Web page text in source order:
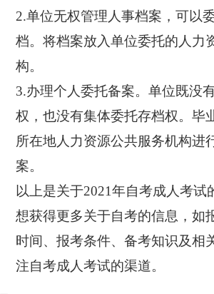
2.单位无权管理人事档案，可以
档。将档案放入单位委托的人力
构。
3.办理个人委托备案。单位既没
权，也没有集体委托存档权。毕
所在地人力资源公共服务机构进
案。
以上是关于2021年自考成人考试
想获得更多关于自考的信息，如
时间、报考条件、备考知识及相
注自考成人考试的渠道。